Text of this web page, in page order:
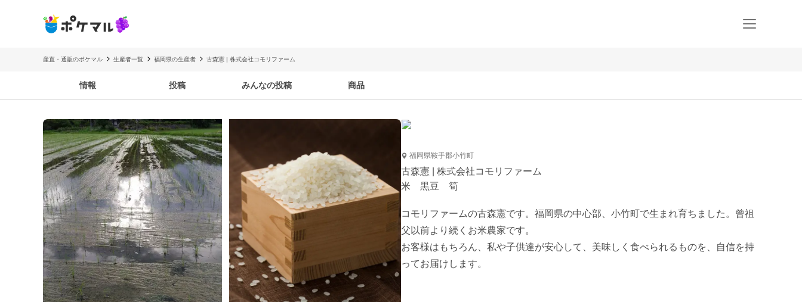
産直・通販のポケマル 生産者一覧 福岡県の生産者 古森憲 | 株式会社コモリファーム
情報 投稿 みんなの投稿 商品
福岡県鞍手郡小竹町
古森憲 | 株式会社コモリファーム
米 黒豆 筍
コモリファームの古森憲です。福岡県の中心部、小竹町で生まれ育ちました。曾祖
父以前より続くお米農家です。
お客様はもちろん、私や子供達が安心して、美味しく食べられるものを、自信を持
ってお届けします。